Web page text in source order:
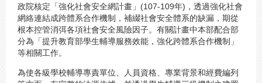
政院核定「強化社會安全網計畫」(107-109年)，透過強化社會
網絡連結成跨體系合作機制，補綴社會安全體系的缺漏，期從
根本控管消弭各項社會安全風險因子。有關計畫中本部配合部
分為「提升教育部學生輔導服務效能，強化跨體系合作機制」
等相關工作。
為使各級學校輔導專責單位、人員資格、專業背景和經費編列